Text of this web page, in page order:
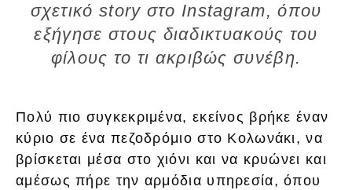
σχετικό story στο Instagram, όπου
εξήγησε στους διαδικτυακούς του
φίλους το τι ακριβώς συνέβη.
Πολύ πιο συγκεκριμένα, εκείνος βρήκε έναν
κύριο σε ένα πεζοδρόμιο στο Κολωνάκι, να
βρίσκεται μέσα στο χιόνι και να κρυώνει και
αμέσως πήρε την αρμόδια υπηρεσία, όπου